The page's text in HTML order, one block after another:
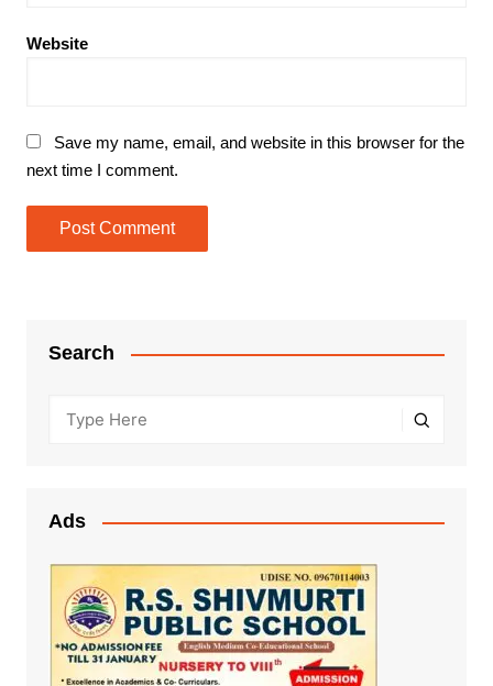
Website
Save my name, email, and website in this browser for the
next time I comment.
Search
Ads